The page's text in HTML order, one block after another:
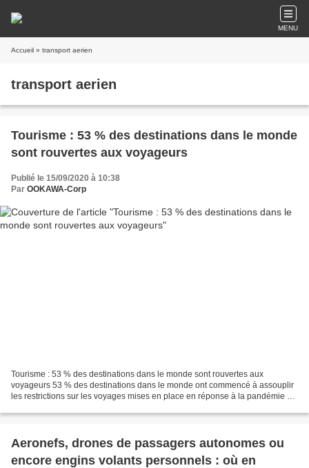
MENU
Accueil » transport aerien
transport aerien
Tourisme : 53 % des destinations dans le monde
sont rouvertes aux voyageurs
Publié le 15/09/2020 à 10:38
Par OOKAWA-Corp
Tourisme : 53 % des destinations dans le monde sont rouvertes aux
voyageurs 53 % des destinations dans le monde ont commencé à assouplir
les restrictions sur les voyages mises en place en réponse à la pandémie de
Aeronefs, drones de passagers autonomes ou
encore engins volants personnels : où en